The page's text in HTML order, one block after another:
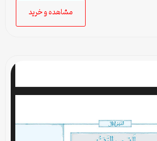
مشاهده و خرید